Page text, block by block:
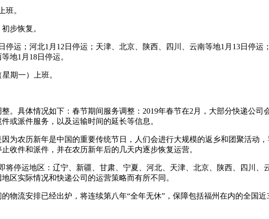
班。
步恢复。
运；河北1月12日停运；天津、北京、陕西、四川、云南等地1月13日停运
地1月18日停运。
期一）上班。
。具体情况如下：春节期间服务调整：2019年春节在2月，大部分快递公司
或派件服务，以及运输时间的延长等信息。
为农历新年是中国的重要传统节日，人们会进行大规模的返乡和团聚活动
收件和派件，并在农历新年后的几天内逐步恢复运营。
停运地区：辽宁、新疆、甘肃、宁夏、河北、天津、北京、陕西、四川、
区实际情况和快递公司的运营策略而有所不同。
物流安排已经出炉，将连续第八年“全年无休”，保障包括福州在内的全国